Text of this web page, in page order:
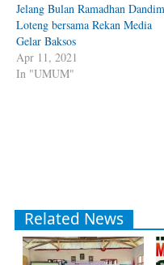
Jelang Bulan Ramadhan Dandim
Loteng bersama Rekan Media
Gelar Baksos
Apr 11, 2021
In "UMUM"
Related News